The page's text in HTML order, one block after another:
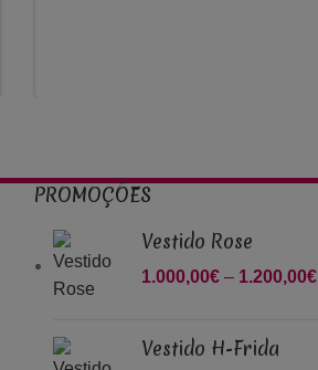
PROMOÇÕES
Vestido Rose
1.000,00€ – 1.200,00€
Vestido H-Frida